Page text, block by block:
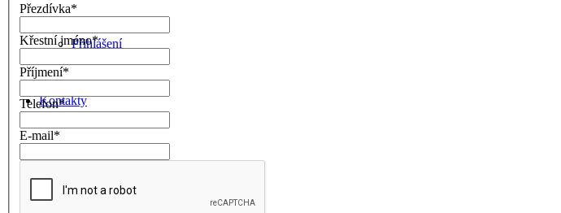
Přihlášení
Kontakty
Menu Menu
Přezdívka*
Křestní jméno*
Příjmení*
Telefon*
E-mail*